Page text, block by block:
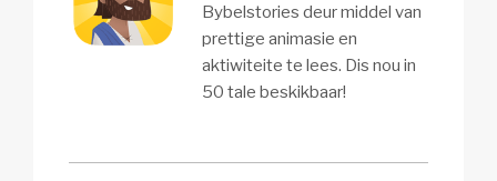
Bybelstories deur middel van
prettige animasie en
aktiwiteite te lees. Dis nou in
50 tale beskikbaar!